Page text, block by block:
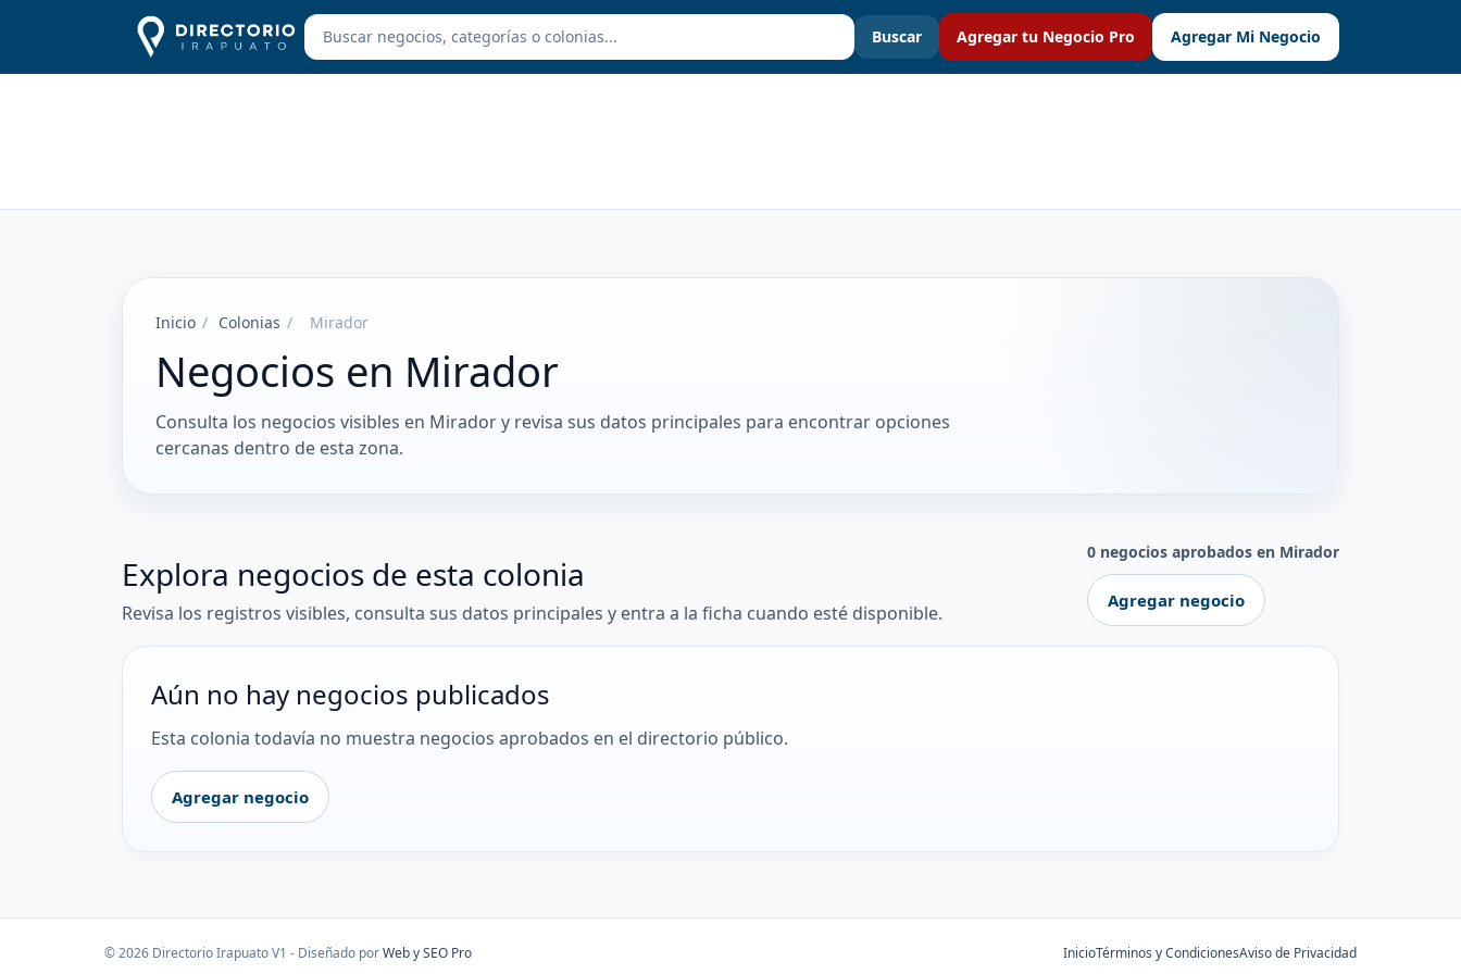
Buscar Agregar tu Negocio Pro Agregar Mi Negocio
Inicio / Colonias / Mirador
Negocios en Mirador
Consulta los negocios visibles en Mirador y revisa sus datos principales para encontrar opciones
cercanas dentro de esta zona.
Explora negocios de esta colonia
Revisa los registros visibles, consulta sus datos principales y entra a la ficha cuando esté disponible.
0 negocios aprobados en Mirador
Agregar negocio
Aún no hay negocios publicados
Esta colonia todavía no muestra negocios aprobados en el directorio público.
Agregar negocio
© 2026 Directorio Irapuato V1 - Diseñado porWeb y SEO Pro InicioTérminos y CondicionesAviso de Privacidad